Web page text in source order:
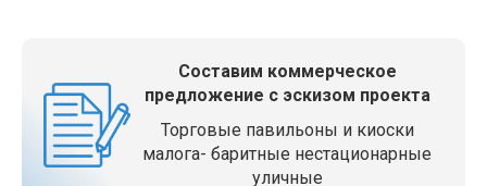
Составим коммерческое
предложение с эскизом проекта
Торговые павильоны и киоски
малога- баритные нестационарные
уличные